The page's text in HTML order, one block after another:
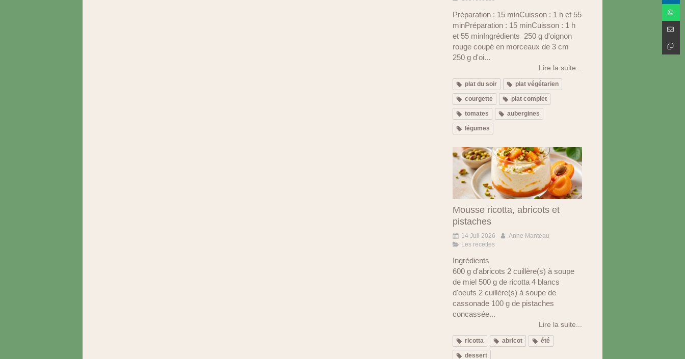
Préparation : 15 minCuisson : 1 h et 55
minPréparation : 15 minCuisson : 1 h
et 55 minIngrédients 250 g d'oignon
rouge coupé en morceaux de 3 cm
250 g d'oi...
Lire la suite...
plat du soir plat végétarien
courgette plat complet
tomates aubergines
légumes
Mousse ricotta, abricots et
pistaches
14 Juil 2026
Anne Manteau
Les recettes
Ingrédients
600 g d'abricots 2 cuillère(s) à soupe
de miel 500 g de ricotta 4 blancs
d'oeufs 2 cuillère(s) à soupe de
cassonade 100 g de pistaches
concassée...
Lire la suite...
ricotta abricot été
dessert